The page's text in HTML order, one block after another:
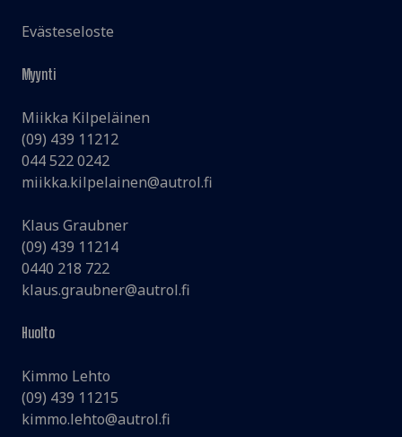
Evästeseloste
Myynti
Miikka Kilpeläinen
(09) 439 11212
044 522 0242
miikka.kilpelainen@autrol.fi
Klaus Graubner
(09) 439 11214
0440 218 722
klaus.graubner@autrol.fi
Huolto
Kimmo Lehto
(09) 439 11215
kimmo.lehto@autrol.fi